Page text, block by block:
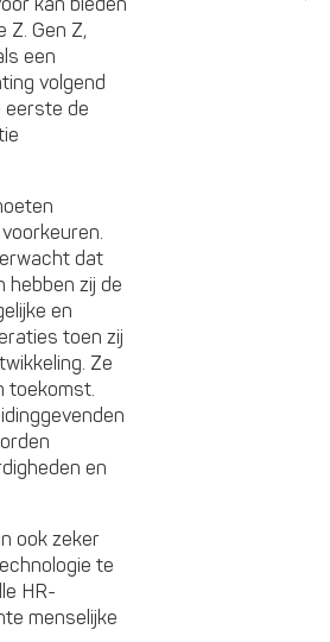
kan bieden
Z. Gen Z,
een
volgend
eerste de
dat
hebben zij de
en
toen zij
Ze
toekomst.
en
ook zeker
te
HR-
menselijke